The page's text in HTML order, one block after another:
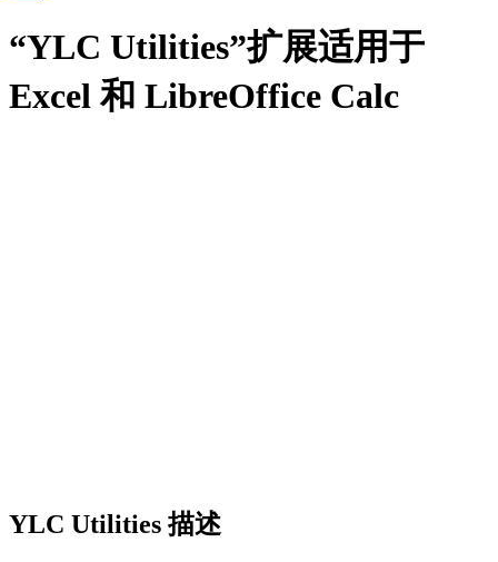
“YLC Utilities”扩展适用于
Excel 和 LibreOffice Calc
YLC Utilities 描述